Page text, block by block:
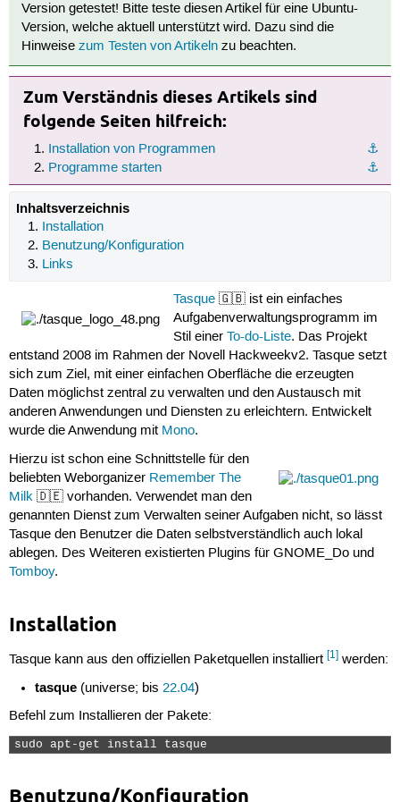
Version getestet! Bitte teste diesen Artikel für eine Ubuntu-
Version, welche aktuell unterstützt wird. Dazu sind die
Hinweisezum Testen von Artikeln zu beachten.
Zum Verständnis dieses Artikels sind
folgende Seiten hilfreich:
⚓︎
Installation von Programmen
⚓︎
Programme starten
Inhaltsverzeichnis
Installation
Benutzung/Konfiguration
Links
Tasque 🇬🇧 ist ein einfaches
Aufgabenverwaltungsprogramm im
Stil einerTo-do-Liste. Das Projekt
entstand 2008 im Rahmen der Novell Hackweekv2. Tasque setzt
sich zum Ziel, mit einer einfachen Oberfläche die erzeugten
Daten möglichst zentral zu verwalten und den Austausch mit
anderen Anwendungen und Diensten zu erleichtern. Entwickelt
wurde die Anwendung mit Mono.
Hierzu ist schon eine Schnittstelle für den
beliebten Weborganizer Remember The
Milk🇩🇪 vorhanden. Verwendet man den
genannten Dienst zum Verwalten seiner Aufgaben nicht, so lässt
Tasque den Benutzer die Daten selbstverständlich auch lokal
ablegen. Des Weiteren existierten Plugins für GNOME_Do und
Tomboy.
Installation
Tasque kann aus den offiziellen Paketquellen installiert [1]werden:
tasque (universe; bis22.04)
Befehl zum Installieren der Pakete:
sudo apt-get install tasque
Benutzung/Konfiguration